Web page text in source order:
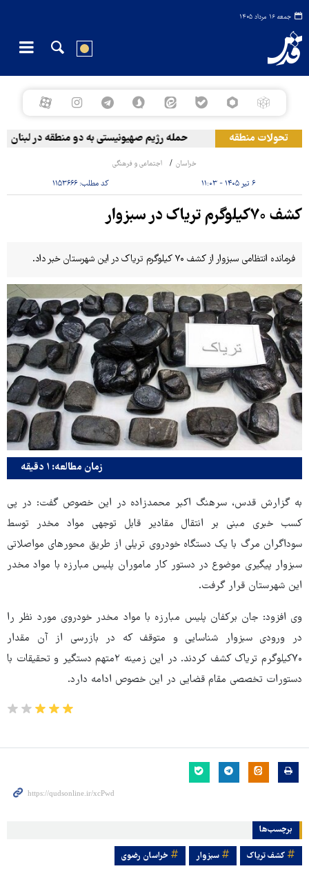
جمعه ۱۶ مرداد ۱۴۰۵
تحولات منطقه حمله رژیم صهیونیستی به دو منطقه در لبنان
خراسان اجتماعی و فرهنگی
۶ تیر ۱۴۰۵ - ۱۱:۰۳ کد مطلب: ۱۱۵۳۶۶۶
کشف ۷۰کیلوگرم تریاک در سبزوار
فرمانده انتظامی سبزوار از کشف ۷۰ کیلوگرم تریاک در این شهرستان خبر داد.
زمان مطالعه: ۱ دقیقه
به گزارش قدس، سرهنگ اکبر محمدزاده در این خصوص گفت: در پی
کسب خبری مبنی بر انتقال مقادیر قابل توجهی مواد مخدر توسط
سوداگران مرگ با یک دستگاه خودروی تریلی از طریق محورهای مواصلاتی
سبزوار پیگیری موضوع در دستور کار ماموران پلیس مبارزه با مواد مخدر
این شهرستان قرار گرفت.
وی افزود: جان برکفان پلیس مبارزه با مواد مخدر خودروی مورد نظر را
در ورودی سبزوار شناسایی و متوقف که در بازرسی از آن مقدار
۷۰کیلوگرم تریاک کشف کردند. در این زمینه ۲متهم دستگیر و تحقیقات با
دستورات تخصصی مقام قضایی در این خصوص ادامه دارد.
برچسب‌ها
کشف تریاک سبزوار خراسان رضوی